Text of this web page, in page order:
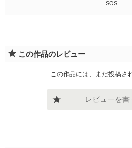
SOS
この作品のレビュー
この作品には、まだ投稿さ
レビューを書